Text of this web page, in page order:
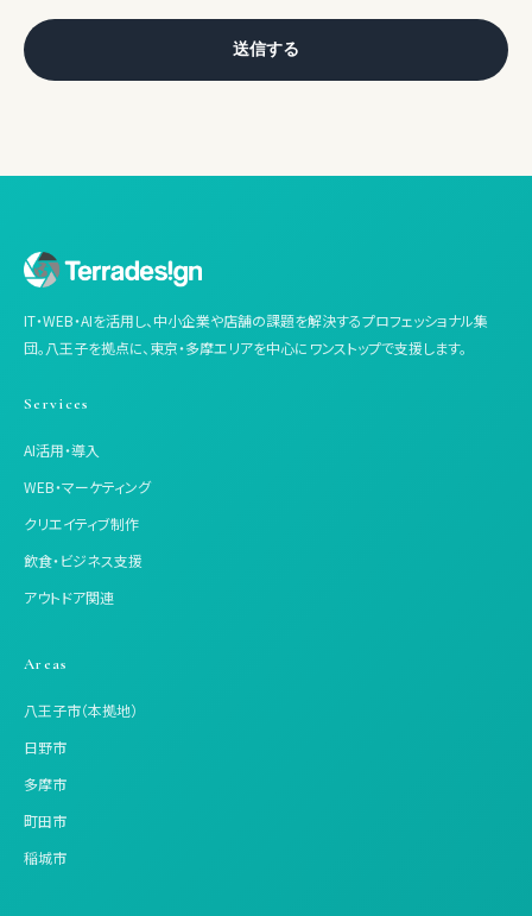
送信する
IT・WEB・AIを活用し、中小企業や店舗の課題を解決するプロフェッショナル集
団。八王子を拠点に、東京・多摩エリアを中心にワンストップで支援します。
Services
AI活用・導入
WEB・マーケティング
クリエイティブ制作
飲食・ビジネス支援
アウトドア関連
Areas
八王子市（本拠地）
日野市
多摩市
町田市
稲城市